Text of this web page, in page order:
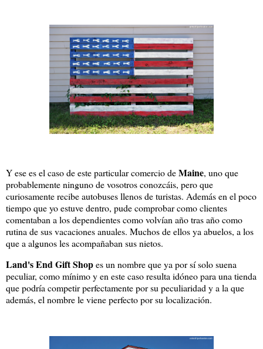
Y ese es el caso de este particular comercio deMaine, uno que
probablemente ninguno de vosotros conozcáis, pero que
curiosamente recibe autobuses llenos de turistas. Además en el poco
tiempo que yo estuve dentro, pude comprobar como clientes
comentaban a los dependientes como volvían año tras año como
rutina de sus vacaciones anuales. Muchos de ellos ya abuelos, a los
que a algunos les acompañaban sus nietos.
Land's End Gift Shopes un nombre que ya por sí solo suena
peculiar, como mínimo y en este caso resulta idóneo para una tienda
que podría competir perfectamente por su peculiaridad y a la que
además, el nombre le viene perfecto por su localización.